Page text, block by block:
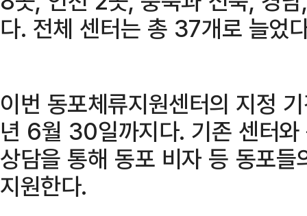
다. 전체 센터는 총 37개로 늘었
이번 동포체류지원센터의 지정
년 6월 30일까지다. 기존 센터
상담을 통해 동포 비자 등 동포
지원한다.